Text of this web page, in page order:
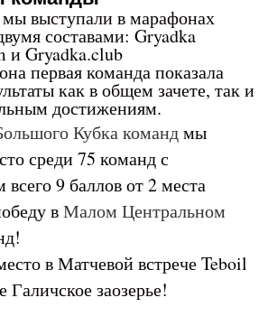
выступали в марафонах
составами: Gryadka
и Gryadka.club
первая команда показала
как в общем зачете, так и
достижениям.
Кубка командмы
среди 75 команд с
всего 9 баллов от 2 места
вМалом Центральном
в Матчевой встрече Teboil
Галичское заозерье!